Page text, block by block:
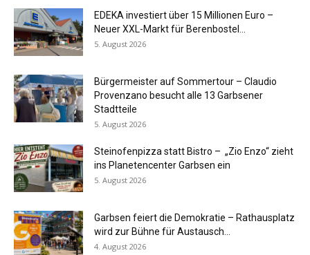
EDEKA investiert über 15 Millionen Euro –
Neuer XXL-Markt für Berenbostel...
5. August 2026
Bürgermeister auf Sommertour – Claudio
Provenzano besucht alle 13 Garbsener
Stadtteile
5. August 2026
Steinofenpizza statt Bistro – „Zio Enzo“ zieht
ins Planetencenter Garbsen ein
5. August 2026
Garbsen feiert die Demokratie – Rathausplatz
wird zur Bühne für Austausch...
4. August 2026